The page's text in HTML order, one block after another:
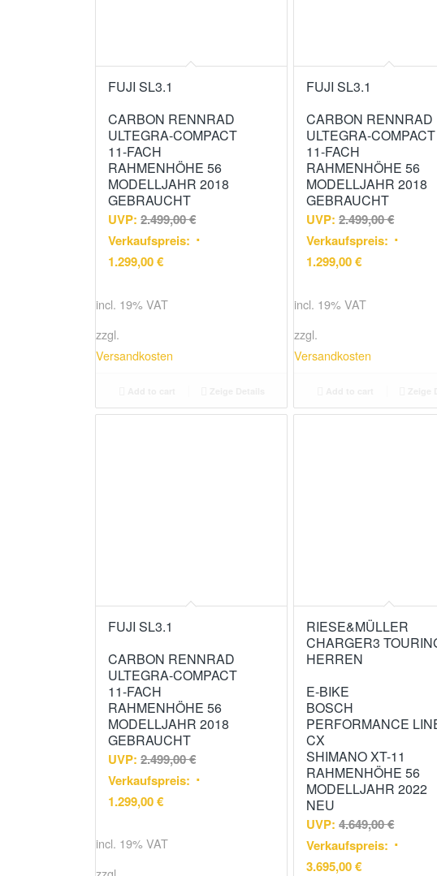
FUJI SL3.1
CARBON RENNRAD
ULTEGRA-COMPACT
11-FACH
RAHMENHÖHE 56
MODELLJAHR 2018
GEBRAUCHT
UVP: 2.499,00€
Verkaufspreis:
1.299,00€
incl. 19% VAT
zzgl.
Versandkosten
FUJI SL3.1
CARBON RENNRAD
ULTEGRA-COMPACT
11-FACH
RAHMENHÖHE 56
MODELLJAHR 2018
GEBRAUCHT
UVP: 2.499,00€
Verkaufspreis:
1.299,00€
incl. 19% VAT
zzgl.
Versandkosten
FUJI SL3.1
CARBON RENNRAD
ULTEGRA-COMPACT
11-FACH
RAHMENHÖHE 56
MODELLJAHR 2018
GEBRAUCHT
UVP: 2.499,00€
Verkaufspreis:
1.299,00€
incl. 19% VAT
RIESE&MÜLLER
CHARGER3
HERREN
E-BIKE
BOSCH
PERFORMANCE
CX
SHIMANO XT-11
RAHMENHÖHE 56
MODELLJAHR 2022
NEU
UVP: 4.649,00€
Verkaufspreis:
3.695,00€